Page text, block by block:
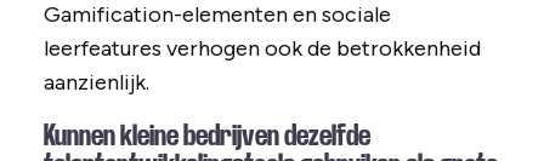
Gamification-elementen en sociale
leerfeatures verhogen ook de betrokkenheid
aanzienlijk.
Kunnen kleine bedrijven dezelfde